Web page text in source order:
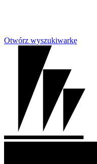
Otwórz wyszukiwarkę